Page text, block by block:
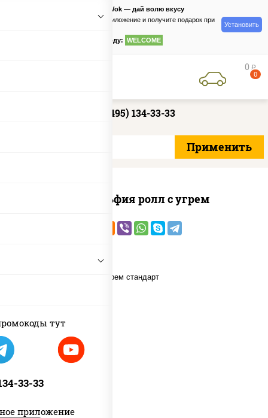
тут
33-33
приложение
PizzaSushiWok — дай волю вкусу
Скачайте приложение и получите подарок при
по промокоду: WELCOME
Установить
0 руб
0
+7 (495) 134-33-33
Филадельфия ролл с угрем